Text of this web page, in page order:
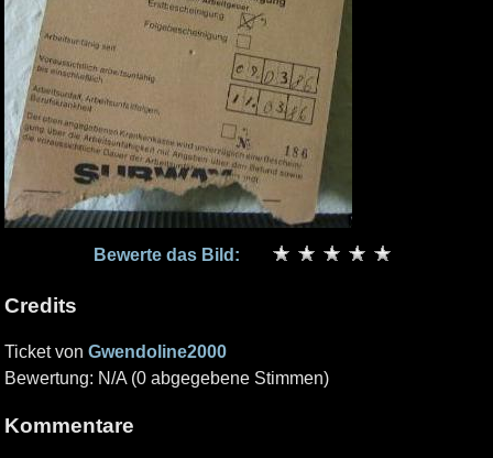
Bewerte das Bild:
Credits
Ticket von Gwendoline2000
Bewertung: N/A (0 abgegebene Stimmen)
Kommentare